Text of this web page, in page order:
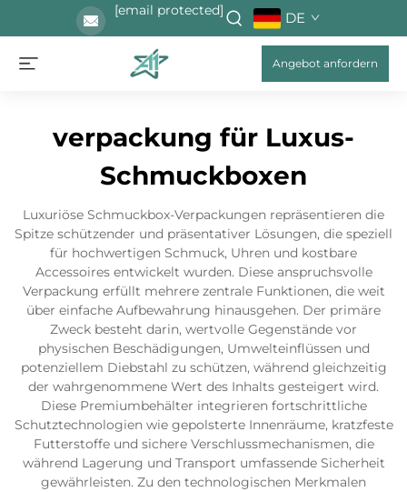
[email protected] DE
Angebot anfordern
verpackung für Luxus-
Schmuckboxen
Luxuriöse Schmuckbox-Verpackungen repräsentieren die
Spitze schützender und präsentativer Lösungen, die speziell
für hochwertigen Schmuck, Uhren und kostbare
Accessoires entwickelt wurden. Diese anspruchsvolle
Verpackung erfüllt mehrere zentrale Funktionen, die weit
über einfache Aufbewahrung hinausgehen. Der primäre
Zweck besteht darin, wertvolle Gegenstände vor
physischen Beschädigungen, Umwelteinflüssen und
potenziellem Diebstahl zu schützen, während gleichzeitig
der wahrgenommene Wert des Inhalts gesteigert wird.
Diese Premiumbehälter integrieren fortschrittliche
Schutztechnologien wie gepolsterte Innenräume, kratzfeste
Futterstoffe und sichere Verschlussmechanismen, die
während Lagerung und Transport umfassende Sicherheit
gewährleisten. Zu den technologischen Merkmalen